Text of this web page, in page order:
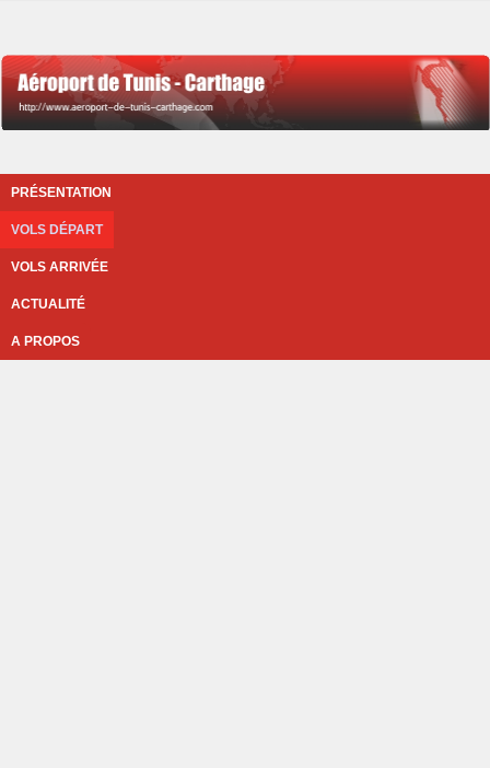
PRÉSENTATION
VOLS DÉPART
VOLS ARRIVÉE
ACTUALITÉ
A PROPOS